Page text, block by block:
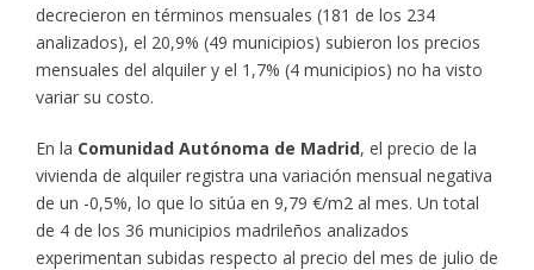
decrecieron en términos mensuales (181 de los 234
analizados), el 20,9% (49 municipios) subieron los precios
mensuales del alquiler y el 1,7% (4 municipios) no ha visto
variar su costo.
En la Comunidad Autónoma de Madrid, el precio de la
vivienda de alquiler registra una variación mensual negativa
de un -0,5%, lo que lo sitúa en 9,79 €/m2 al mes. Un total
de 4 de los 36 municipios madrileños analizados
experimentan subidas respecto al precio del mes de julio de